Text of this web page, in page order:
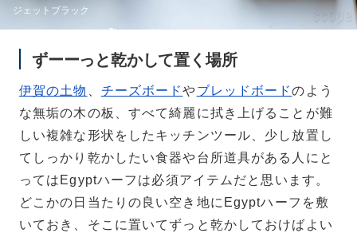
ジェットブラック
ずーーっと乾かして置く場所
伊賀の土物 、 チーズボードやブレッドボードのよう
な無垢の木の板、すべて綺麗に拭き上げることが難
しい複雑な形状をしたキッチンツール、少し放置し
てしっかり乾かしたい食器や台所道具がある人にと
ってはEgyptハーフは必須アイテムだと思います。
どこかの日当たりの良い空き地にEgyptハーフを敷
いておき、そこに置いてずっと乾かしておけばよい